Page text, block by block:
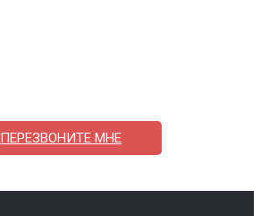
ПЕРЕЗВОНИТЕ МНЕ